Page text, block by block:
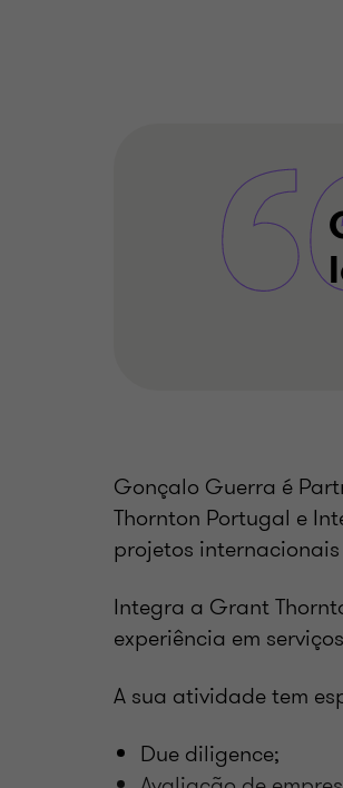
Gonçalo Guerra é
Thornton Portugal e
projetos
Integra a Grant
experiência em
A sua atividade tem
Due diligence;